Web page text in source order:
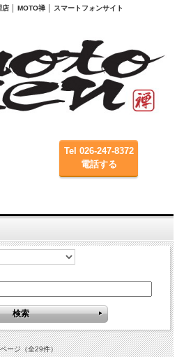
│ MOTO禅 │ スマートフォンサイト
Tel 026-247-8372
電話する
ージ（全29件）